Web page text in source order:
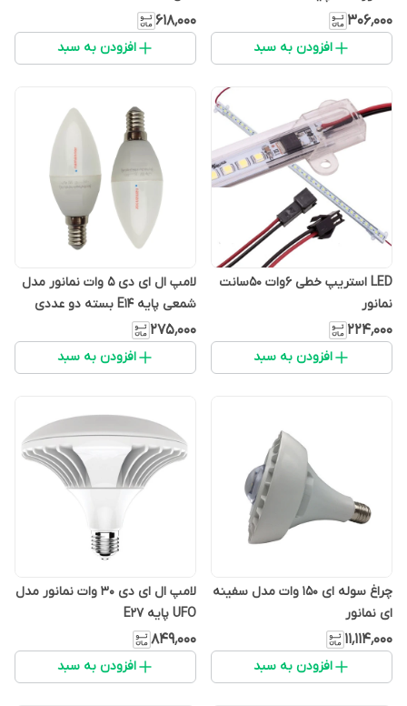
۳۰۶٬۰۰۰
افزودن به سبد
۶۱۸٬۰۰۰
افزودن به سبد
LED استریپ خطی 6وات 50سانت
نمانور
۲۲۴٬۰۰۰
افزودن به سبد
لامپ ال ای دی 5 وات نمانور مدل
شمعی پایه E14 بسته دو عددی
۲۷۵٬۰۰۰
افزودن به سبد
چراغ سوله ای ۱۵۰ وات مدل سفینه
ای نمانور
۱۱٬۱۱۴٬۰۰۰
افزودن به سبد
لامپ ال ای دی 30 وات نمانور مدل
UFO پایه E27
۸۴۹٬۰۰۰
افزودن به سبد